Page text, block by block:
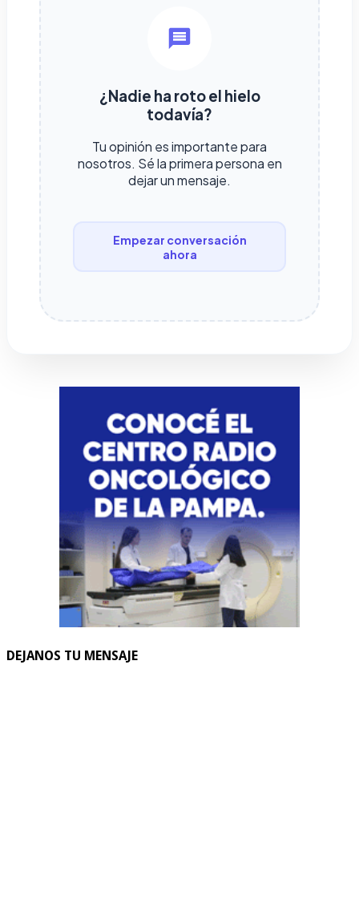
¿Nadie ha roto el hielo
todavía?
Tu opinión es importante para
nosotros. Sé la primera persona en
dejar un mensaje.
Empezar conversación
ahora
DEJANOS TU MENSAJE